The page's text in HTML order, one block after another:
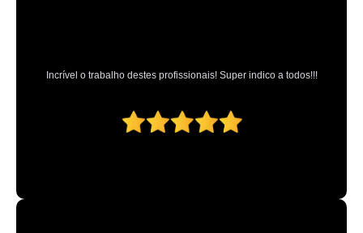
orçamento de cristalização de pintura de carro São Bernardo Centro
oficina de cristalização veículo Nossa Senhora do Ó
cristalização e espelhamento a domicílio São José dos Campos
Incrível o trabalho destes profissionais! Super indico a todos!!!